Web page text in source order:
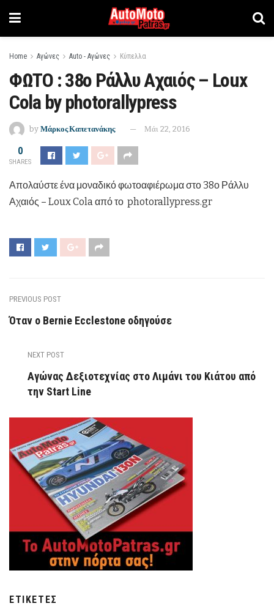
Home Αγώνες Auto - Αγώνες Κύπελλα
ΦΩΤΟ : 38ο Ράλλυ Αχαιός – Loux
Cola by photorallypress
by Μάρκος Καπετανάκης Μάι 22, 2016
0
SHARES
Απολαύστε ένα μοναδικό φωτοαφιέρωμα στο 38ο Ράλλυ
Αχαιός – Loux Cola από το photorallypress.gr
PREVIOUS POST
Όταν ο Bernie Ecclestone οδηγούσε
NEXT POST
Αγώνας Δεξιοτεχνίας στο Λιμάνι του Κιάτου από
την Start Line
ΕΤΙΚΈΤΕΣ